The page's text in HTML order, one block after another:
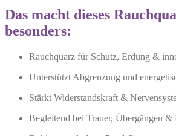
Das macht dieses
besonders:
Rauchquarz für Schutz, Erdung &
Unterstützt Abgrenzung und
Stärkt Widerstandskraft &
Begleitend bei Trauer, Übergängen &